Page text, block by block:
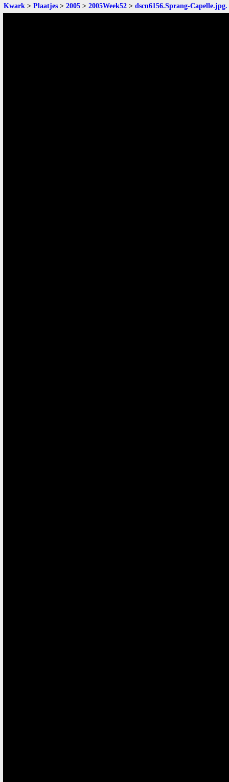
Kwark > Plaatjes > 2005 > 2005Week52 > dscn6156.Sprang-Capelle.jpg.